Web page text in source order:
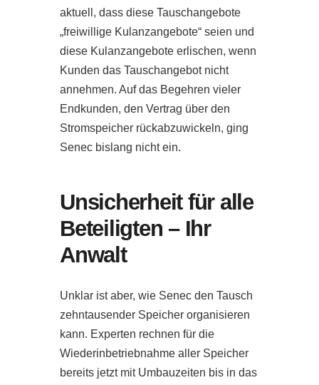
aktuell, dass diese Tauschangebote
„freiwillige Kulanzangebote“ seien und
diese Kulanzangebote erlischen, wenn
Kunden das Tauschangebot nicht
annehmen. Auf das Begehren vieler
Endkunden, den Vertrag über den
Stromspeicher rückabzuwickeln, ging
Senec bislang nicht ein.
Unsicherheit für alle
Beteiligten – Ihr
Anwalt
Unklar ist aber, wie Senec den Tausch
zehntausender Speicher organisieren
kann. Experten rechnen für die
Wiederinbetriebnahme aller Speicher
bereits jetzt mit Umbauzeiten bis in das